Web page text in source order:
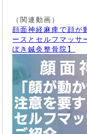
（関連動画）
顔面神経麻痺で顔が
ースとセルフマッ
ぼき鍼灸整骨院】